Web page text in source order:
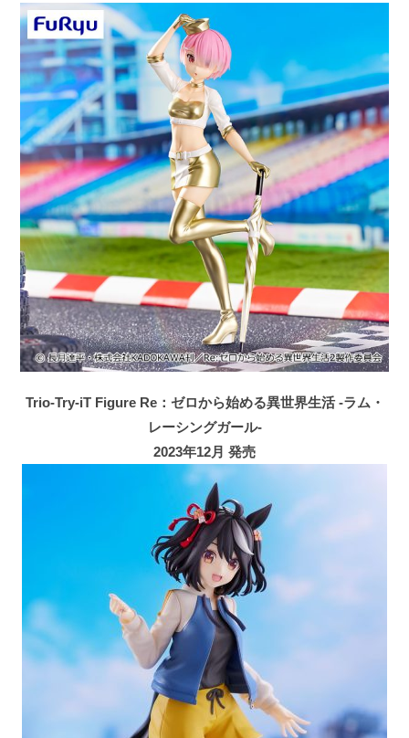
Trio-Try-iT Figure Re：ゼロから始める異世界生活 -ラム・
レーシングガール-
2023年12月 発売